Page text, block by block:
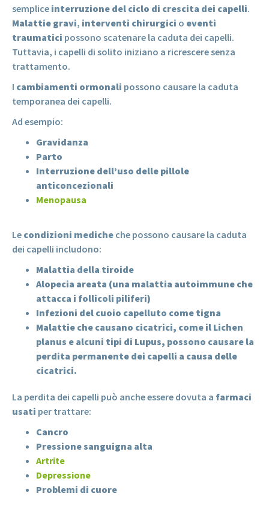
semplice interruzione del ciclo di crescita dei capelli.
Malattie gravi, interventi chirurgici o eventi
traumatici possono scatenare la caduta dei capelli.
Tuttavia, i capelli di solito iniziano a ricrescere senza
trattamento.
I cambiamenti ormonali possono causare la caduta
temporanea dei capelli.
Ad esempio:
Gravidanza
Parto
Interruzione dell’uso delle pillole
anticoncezionali
Menopausa
Le condizioni mediche che possono causare la caduta
dei capelli includono:
Malattia della tiroide
Alopecia areata (una malattia autoimmune che
attacca i follicoli piliferi)
Infezioni del cuoio capelluto come tigna
Malattie che causano cicatrici, come il Lichen
planus e alcuni tipi di Lupus, possono causare la
perdita permanente dei capelli a causa delle
cicatrici.
La perdita dei capelli può anche essere dovuta a farmaci
usati per trattare:
Cancro
Pressione sanguigna alta
Artrite
Depressione
Problemi di cuore